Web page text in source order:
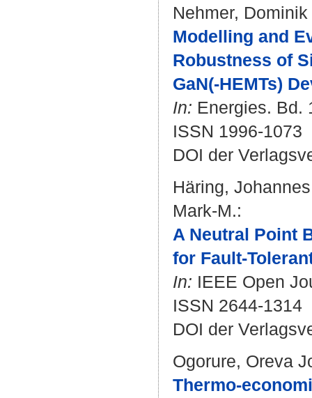
Nehmer, Dominik
Modelling and
Robustness of
GaN(-HEMTs)
In: Energies. Bd.
ISSN 1996-1073
DOI der
Häring, Johannes
Mark-M.:
A Neutral Point
for Fault-
In: IEEE Open
ISSN 2644-1314
DOI der
Ogorure, Oreva
Thermo-